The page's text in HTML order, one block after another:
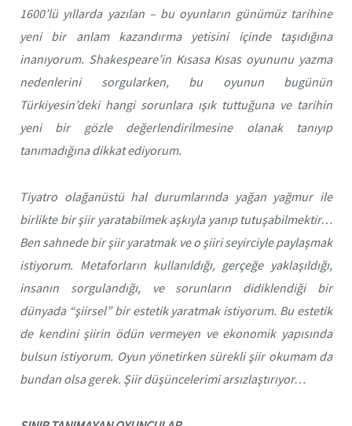
1600’lü yıllarda yazılan – bu oyunların günümüz tarihine
yeni bir anlam kazandırma yetisini içinde taşıdığına
inanıyorum. Shakespeare’in Kısasa Kısasoyununu yazma
nedenlerini sorgularken, bu oyunun bugünün
Türkiyesin’deki hangi sorunlara ışık tuttuğuna ve tarihin
yeni bir gözle değerlendirilmesine olanak tanıyıp
tanımadığına dikkat ediyorum.
Tiyatro olağanüstü hal durumlarında yağan yağmur ile
birlikte bir şiir yaratabilmek aşkıyla yanıp tutuşabilmektir…
Ben sahnede bir şiir yaratmak ve o şiiri seyirciyle paylaşmak
istiyorum. Metaforların kullanıldığı, gerçeğe yaklaşıldığı,
insanın sorgulandığı, ve sorunların didiklendiği bir
dünyada “şiirsel” bir estetik yaratmak istiyorum. Bu estetik
de kendini şiirin ödün vermeyen ve ekonomik yapısında
bulsun istiyorum. Oyun yönetirken sürekli şiir okumam da
bundan olsa gerek. Şiir düşüncelerimi arsızlaştırıyor…